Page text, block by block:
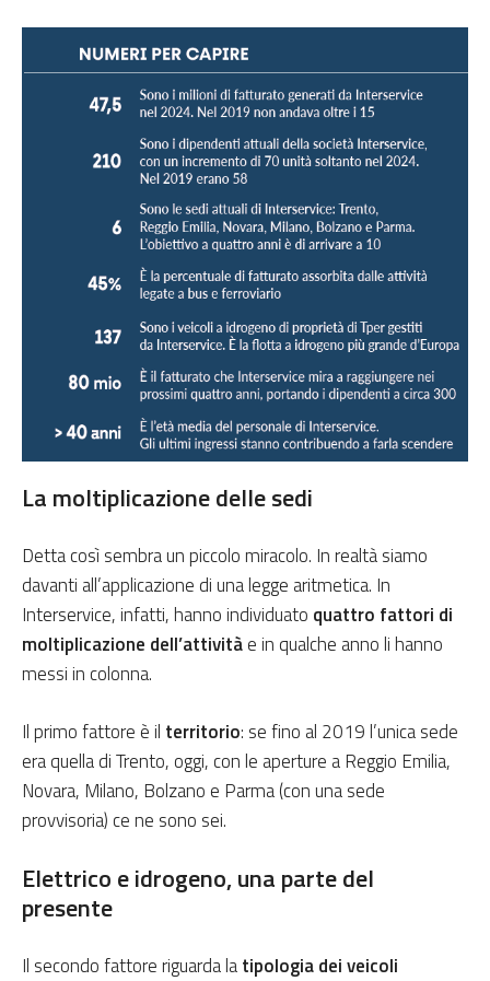
La moltiplicazione delle sedi
Detta così sembra un piccolo miracolo. In realtà siamo
davanti all’applicazione di una legge aritmetica. In
Interservice, infatti, hanno individuato quattro fattori di
moltiplicazione dell’attivitàe in qualche anno li hanno
messi in colonna.
Il primo fattore è il territorio: se fino al 2019 l’unica sede
era quella di Trento, oggi, con le aperture a Reggio Emilia,
Novara, Milano, Bolzano e Parma (con una sede
provvisoria) ce ne sono sei.
Elettrico e idrogeno, una parte del
presente
Il secondo fattore riguarda latipologia dei veicoli